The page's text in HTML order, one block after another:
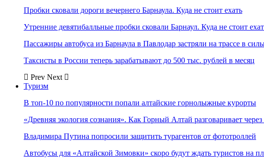
Пробки сковали дороги вечернего Барнаула. Куда не стоит ехать
Утренние девятибалльные пробки сковали Барнаул. Куда не стоит
Пассажиры автобуса из Барнаула в Павлодар застряли на трассе в
Таксисты в России теперь зарабатывают до 500 тыс. рублей в месяц
Prev Next
Туризм
В топ-10 по популярности попали алтайские горнолыжные курорты
«Древняя экология сознания». Как Горный Алтай разговаривает
Владимира Путина попросили защитить турагентов от фототроллей
Автобусы для «Алтайской Зимовки» скоро будут ждать туристов на